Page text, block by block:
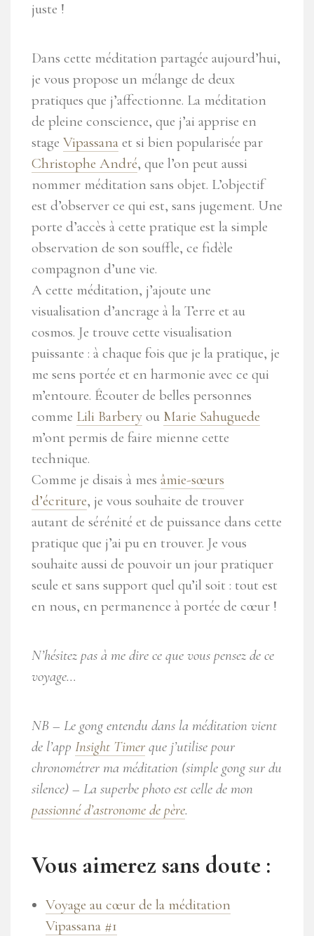
juste !
Dans cette méditation partagée aujourd’hui,
je vous propose un mélange de deux
pratiques que j’affectionne. La méditation
de pleine conscience, que j’ai apprise en
stage Vipassana et si bien popularisée par
Christophe André, que l’on peut aussi
nommer méditation sans objet. L’objectif
est d’observer ce qui est, sans jugement. Une
porte d’accès à cette pratique est la simple
observation de son souffle, ce fidèle
compagnon d’une vie.
A cette méditation, j’ajoute une
visualisation d’ancrage à la Terre et au
cosmos. Je trouve cette visualisation
puissante : à chaque fois que je la pratique, je
me sens portée et en harmonie avec ce qui
m’entoure. Écouter de belles personnes
comme Lili Barbery ou Marie Sahuguede
m’ont permis de faire mienne cette
technique.
Comme je disais à mes âmie-sœurs
d’écriture, je vous souhaite de trouver
autant de sérénité et de puissance dans cette
pratique que j’ai pu en trouver. Je vous
souhaite aussi de pouvoir un jour pratiquer
seule et sans support quel qu’il soit : tout est
en nous, en permanence à portée de cœur !
N’hésitez pas à me dire ce que vous pensez de ce
voyage…
NB – Le gong entendu dans la méditation vient
de l’app Insight Timer que j’utilise pour
chronométrer ma méditation (simple gong sur du
silence) – La superbe photo est celle de mon
passionné d’astronome de père.
Vous aimerez sans doute :
Voyage au cœur de la méditation
Vipassana #1